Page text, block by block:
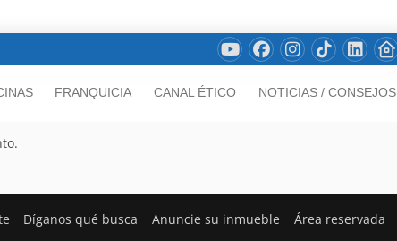
FRANQUICIA CANAL ÉTICO NOTICIAS / CONSEJOS
Díganos qué busca Anuncie su inmueble Área reservada